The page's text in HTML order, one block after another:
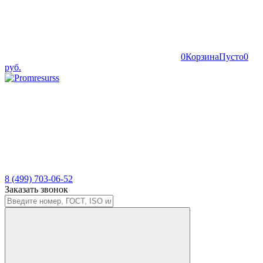
0КорзинаПусто0
руб.
8 (499) 703-06-52
Заказать звонок